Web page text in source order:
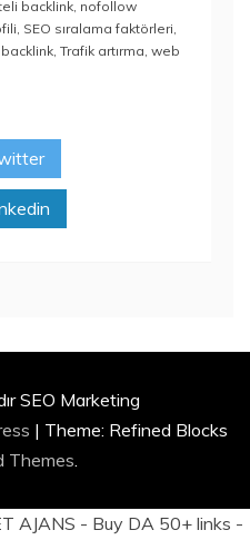
backlink nofollow
SEO sıralama faktörleri
Trafik artırma web
SEO Marketing
| Theme: Refined Blocks
Themes
AJANS - Buy DA 50+ links -